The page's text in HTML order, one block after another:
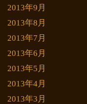
2013年9月
2013年8月
2013年7月
2013年6月
2013年5月
2013年4月
2013年3月